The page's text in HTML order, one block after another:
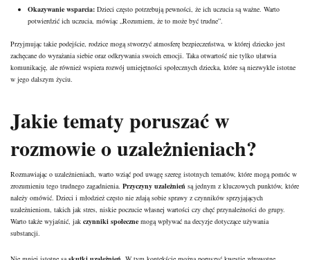
Okazywanie wsparcia: Dzieci często potrzebują pewności, że ich uczucia są ważne. Warto
potwierdzić ich uczucia, mówiąc „Rozumiem, że to może być trudne”.
Przyjmując takie podejście, rodzice mogą stworzyć atmosferę bezpieczeństwa, w której dziecko jest
zachęcane do wyrażania siebie oraz odkrywania swoich emocji. Taka otwartość nie tylko ułatwia
komunikację, ale również wspiera rozwój umiejętności społecznych dziecka, które są niezwykle istotne
w jego dalszym życiu.
Jakie tematy poruszać w
rozmowie o uzależnieniach?
Rozmawiając o uzależnieniach, warto wziąć pod uwagę szereg istotnych tematów, które mogą pomóc w
zrozumieniu tego trudnego zagadnienia. Przyczyny uzależnień są jednym z kluczowych punktów, które
należy omówić. Dzieci i młodzież często nie zdają sobie sprawy z czynników sprzyjających
uzależnieniom, takich jak stres, niskie poczucie własnej wartości czy chęć przynależności do grupy.
Warto także wyjaśnić, jak czynniki społeczne mogą wpływać na decyzje dotyczące używania
substancji.